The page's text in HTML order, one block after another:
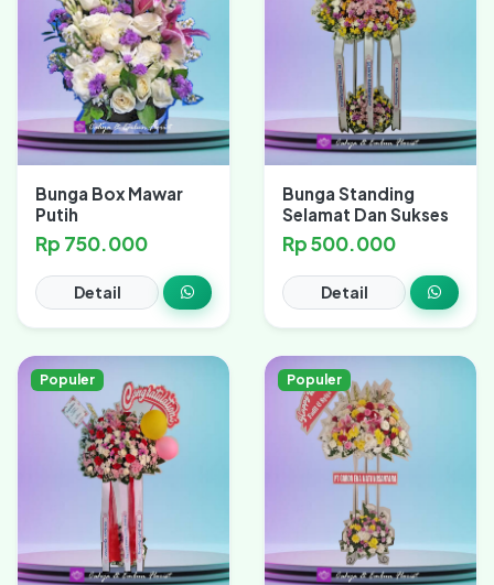
Bunga Box Mawar
Putih
Rp 750.000
Detail
Bunga Standing
Selamat Dan Sukses
Rp 500.000
Detail
Populer Populer